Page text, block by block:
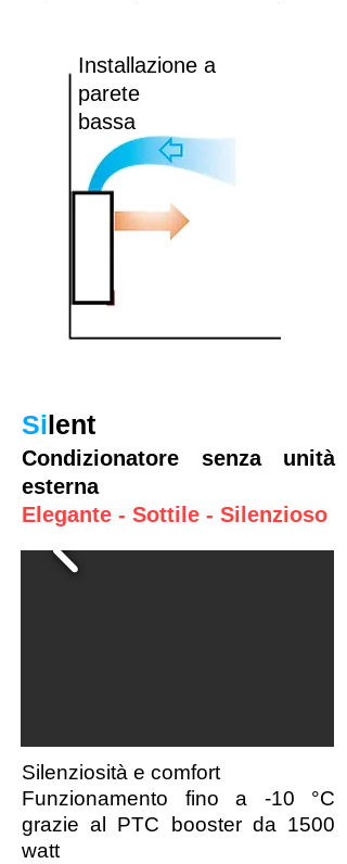
Installazione a
parete
bassa
Silent
Condizionatore senza unità
esterna
Elegante - Sottile - Silenzioso
Silenziosità e comfort
Funzionamento fino a -10 °C
grazie al PTC booster da 1500
watt